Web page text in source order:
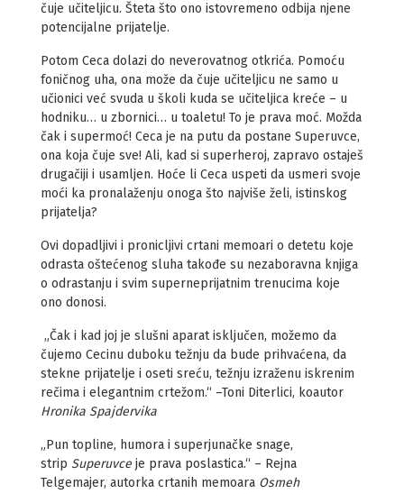
čuje učiteljicu. Šteta što ono istovremeno odbija njene
potencijalne prijatelje.
Potom Ceca dolazi do neverovatnog otkrića. Pomoću
foničnog uha, ona može da čuje učiteljicu ne samo u
učionici već svuda u školi kuda se učiteljica kreće – u
hodniku… u zbornici… u toaletu! To je prava moć. Možda
čak i supermoć! Ceca je na putu da postane Superuvce,
ona koja čuje sve! Ali, kad si superheroj, zapravo ostaješ
drugačiji i usamljen. Hoće li Ceca uspeti da usmeri svoje
moći ka pronalaženju onoga što najviše želi, istinskog
prijatelja?
Ovi dopadljivi i pronicljivi crtani memoari o detetu koje
odrasta oštećenog sluha takođe su nezaboravna knjiga
o odrastanju i svim superneprijatnim trenucima koje
ono donosi.
„Čak i kad joj je slušni aparat isključen, možemo da
čujemo Cecinu duboku težnju da bude prihvaćena, da
stekne prijatelje i oseti sreću, težnju izraženu iskrenim
rečima i elegantnim crtežom.“ –Toni Diterlici, koautor
Hronika Spajdervika
„Pun topline, humora i superjunačke snage,
strip Superuvce je prava poslastica.“ – Rejna
Telgemajer, autorka crtanih memoara Osmeh